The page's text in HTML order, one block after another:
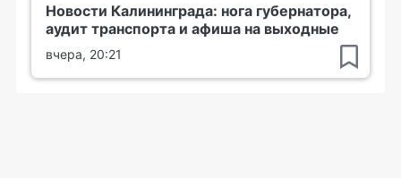
Новости Калининграда: нога губернатора,
аудит транспорта и афиша на выходные
вчера, 20:21